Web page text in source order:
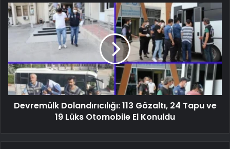
Devremülk Dolandırıcılığı: 113 Gözaltı, 24 Tapu ve
19 Lüks Otomobile El Konuldu